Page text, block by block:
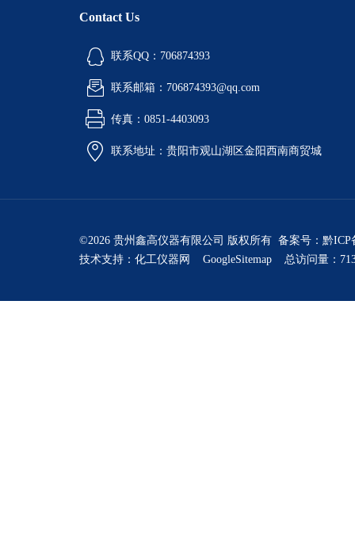
Contact Us
联系QQ：706874393
联系邮箱：706874393@qq.com
传真：0851-4403093
联系地址：贵阳市观山湖区金阳西南商贸城
©2026 贵州鑫高仪器有限公司 版权所有 备案号： 黔ICP
技术支持： 化工仪器网 GoogleSitemap 总访问量：